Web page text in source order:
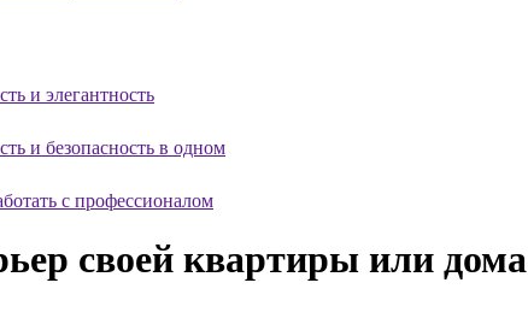
и элегантность
и безопасность в одном
с профессионалом
своей квартиры или дома